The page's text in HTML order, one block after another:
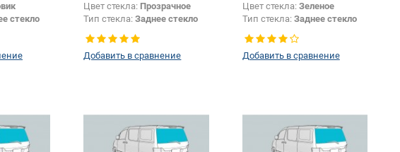
стекло
Цвет стекла: Прозрачное
Тип стекла:Заднее стекло
Добавить в сравнение
Цвет стекла: Зеленое
Тип стекла: Заднее стекло
Добавить в сравнение